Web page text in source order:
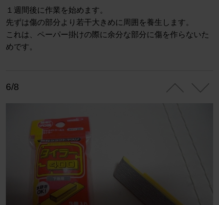
１週間後に作業を始めます。
先ずは傷の部分より若干大きめに周囲を養生します。
これは、ペーパー掛けの際に余分な部分に傷を作らないた
めです。
6/8